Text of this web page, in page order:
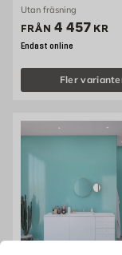
Utan fräsning
FRÅN Pris 4457
4 457 KR
Endast online
Fler